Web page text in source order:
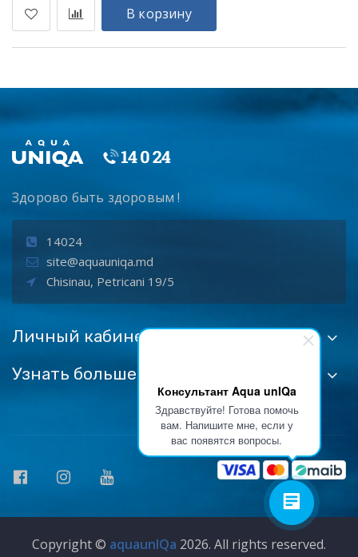
Консультант Aqua unIQa
Здравствуйте! Готова помочь
вам. Напишите мне, если у
вас появятся вопросы.
В корзину
Здорово быть здоровым !
14024
site@aquauniqa.md
Chisinau, Petricani 19/5
Личный кабинет
Узнать больше:
Copyright © aquaunIQa 2026. All rights reserved.